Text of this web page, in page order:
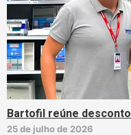
Bartofil reúne
25 de julho de 2026